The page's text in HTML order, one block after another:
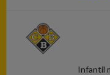
Infantil